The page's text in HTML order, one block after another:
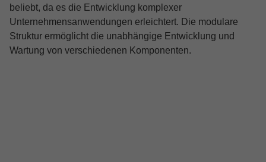
beliebt, da es die Entwicklung komplexer
Unternehmensanwendungen erleichtert. Die modulare
Struktur ermöglicht die unabhängige Entwicklung und
Wartung von verschiedenen Komponenten.